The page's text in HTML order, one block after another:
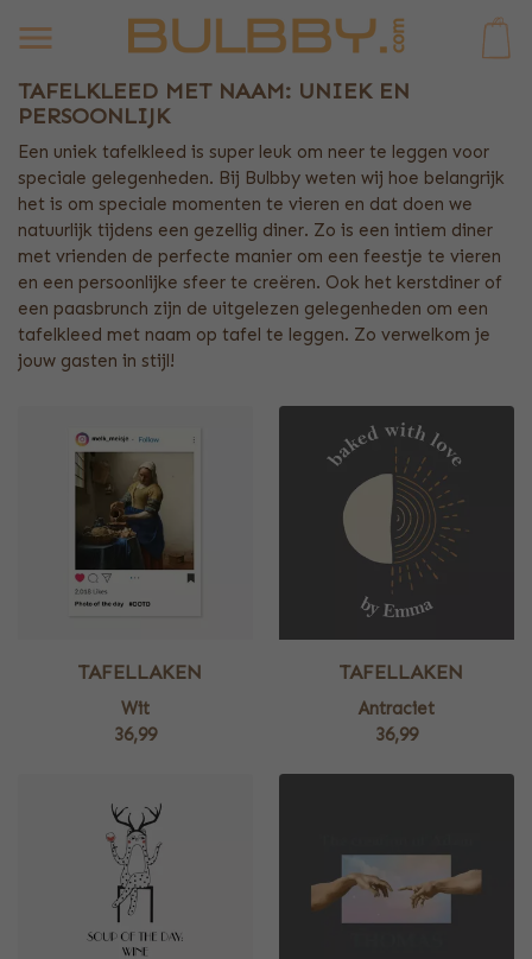
TAFELKLEED MET NAAM: UNIEK EN
PERSOONLIJK
Een uniek tafelkleed is super leuk om neer te leggen voor
speciale gelegenheden. Bij Bulbby weten wij hoe belangrijk
het is om speciale momenten te vieren en dat doen we
natuurlijk tijdens een gezellig diner. Zo is een intiem diner
met vrienden de perfecte manier om een feestje te vieren
en een persoonlijke sfeer te creëren. Ook het kerstdiner of
een paasbrunch zijn de uitgelezen gelegenheden om een
tafelkleed met naam op tafel te leggen. Zo verwelkom je
jouw gasten in stijl!
TAFELLAKEN
Wit
36,99
TAFELLAKEN
Antraciet
36,99